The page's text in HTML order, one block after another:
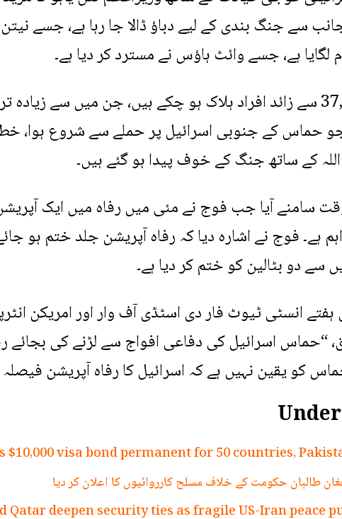
سے جنگ بندی کے لیے دباؤ ڈالا جا رہا ہے، جسے
لگایا ہے، جسے وائٹ ہاؤس نے مسترد کر دیا ہے۔
جنگ کے آغاز سے اب تک غزہ میں 37,000 سے زائد افراد ہلاک ہو چکے ہیں، جن میں سے
حماس کے جنوبی اسرائیل پر حملے سے شروع ہوا،
کے ساتھ جنگ ​​کے خوف پیدا ہو گئے ہیں۔
سامنے آیا جب فوج نے مئی میں رفاہ میں ایک
ہے۔ فوج نے اشارہ دیا کہ رفاہ آپریشن جلد ختم ہو
دو بٹالین کو ختم کر دیا ہے۔
انسٹی ٹیوٹ فار دی اسٹڈی آف وار اور امریکن
اسرائیل کی دفاعی افواج سے لڑنے کی بجائے
کو یقین نہیں ہے کہ اسرائیل کا رفاہ آپریشن فیصلہ
$10,000 visa bond permanent for 50 countries,
طالبان حکومت کے خلاف مسلح کارروائیوں کا اعلان کر دیا
Qatar deepen security ties as fragile US-Iran peace